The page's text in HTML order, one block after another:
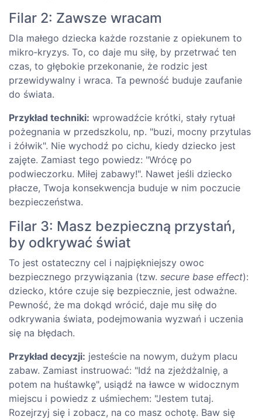
Filar 2: Zawsze wracam
Dla małego dziecka każde rozstanie z opiekunem to
mikro‑kryzys. To, co daje mu siłę, by przetrwać ten
czas, to głębokie przekonanie, że rodzic jest
przewidywalny i wraca. Ta pewność buduje zaufanie
do świata.
Przykład techniki: wprowadźcie krótki, stały rytuał
pożegnania w przedszkolu, np. "buzi, mocny przytulas
i żółwik". Nie wychodź po cichu, kiedy dziecko jest
zajęte. Zamiast tego powiedz: "Wrócę po
podwieczorku. Miłej zabawy!". Nawet jeśli dziecko
płacze, Twoja konsekwencja buduje w nim poczucie
bezpieczeństwa.
Filar 3: Masz bezpieczną przystań,
by odkrywać świat
To jest ostateczny cel i najpiękniejszy owoc
bezpiecznego przywiązania (tzw. secure base effect):
dziecko, które czuje się bezpiecznie, jest odważne.
Pewność, że ma dokąd wrócić, daje mu siłę do
odkrywania świata, podejmowania wyzwań i uczenia
się na błędach.
Przykład decyzji: jesteście na nowym, dużym placu
zabaw. Zamiast instruować: "Idź na zjeżdżalnię, a
potem na huśtawkę", usiądź na ławce w widocznym
miejscu i powiedz z uśmiechem: "Jestem tutaj.
Rozejrzyj się i zobacz, na co masz ochotę. Baw się